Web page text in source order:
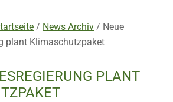
/ News Archiv / Neue
plant Klimaschutzpaket
PLANT